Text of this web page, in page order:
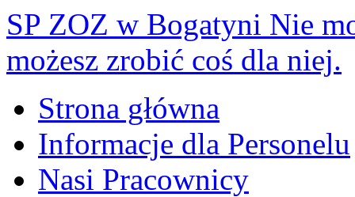
SP ZOZ w Bogatyni Nie
możesz zrobić coś dla niej.
Strona główna
Informacje dla Personelu
Nasi Pracownicy